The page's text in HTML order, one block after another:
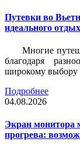
Путевки во
идеального
Многие
благодаря
широкому выбору
Подробнее
04.08.2026
Экран монитора
прогрева: